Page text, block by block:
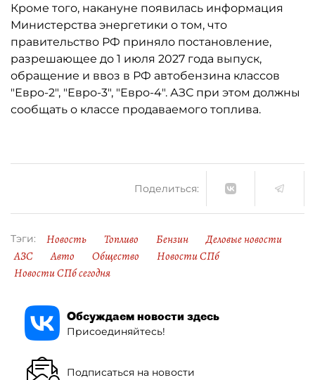
Кроме того, накануне появилась информация
Министерства энергетики о том, что
правительство РФ приняло постановление,
разрешающее до 1 июля 2027 года выпуск,
обращение и ввоз в РФ автобензина классов
"Евро-2", "Евро-3", "Евро-4". АЗС при этом должны
сообщать о классе продаваемого топлива.
Поделиться:
Тэги: Новость Топливо Бензин
Деловые новости
АЗС
Авто Общество
Новости СПб
Новости СПб сегодня
Обсуждаем новости здесь
Присоединяйтесь!
Подписаться на новости